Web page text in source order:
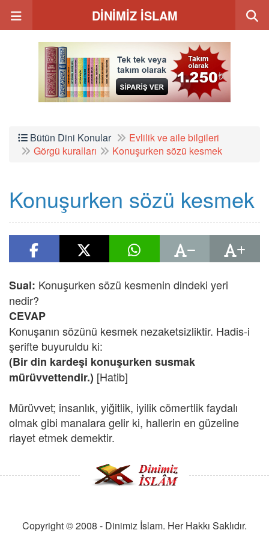
DİNİMİZ İSLAM
Bütün Dini Konular
Evlilik ve aile bilgileri
Görgü kuralları
Konuşurken sözü kesmek
Konuşurken sözü kesmek
Sual: Konuşurken sözü kesmenin dindeki yeri
nedir?
CEVAP
Konuşanın sözünü kesmek nezaketsizliktir. Hadis-i
şerifte buyuruldu ki:
(Bir din kardeşi konuşurken susmak
mürüvvettendir.) [Hatib]
Mürüvvet; insanlık, yiğitlik, iyilik cömertlik faydalı
olmak gibi manalara gelir ki, hallerin en güzeline
riayet etmek demektir.
Copyright © 2008 - Dinimiz İslam. Her Hakkı Saklıdır.